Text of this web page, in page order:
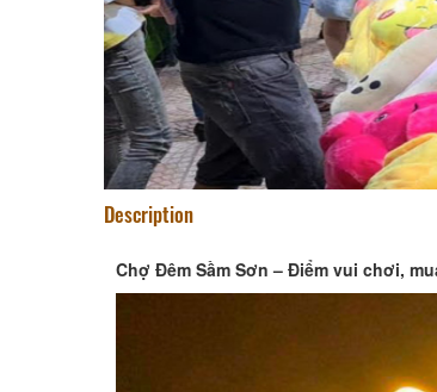
Description
Chợ Đêm Sầm Sơn – Điểm vui chơi,